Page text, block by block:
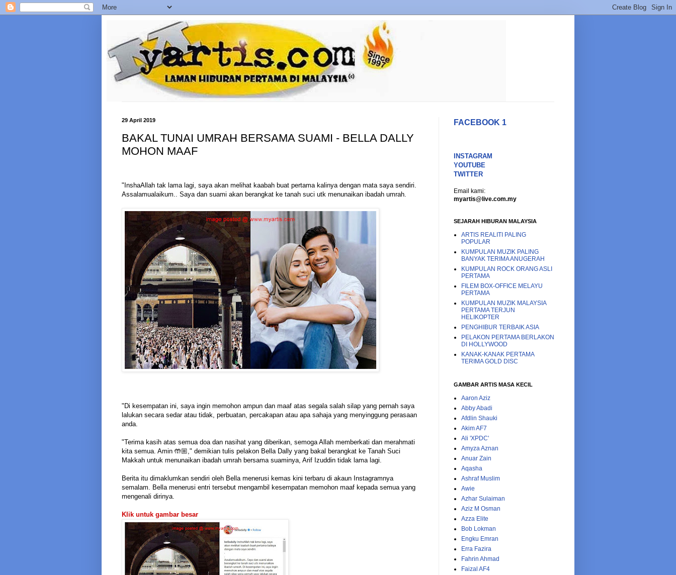
29 April 2019
BAKAL TUNAI UMRAH BERSAMA SUAMI - BELLA DALLY
MOHON MAAF
"InshaAllah tak lama lagi, saya akan melihat kaabah buat pertama kalinya dengan mata saya sendiri.
Assalamualaikum.. Saya dan suami akan berangkat ke tanah suci utk menunaikan ibadah umrah.
"Di kesempatan ini, saya ingin memohon ampun dan maaf atas segala salah silap yang pernah saya
lalukan secara sedar atau tidak, perbuatan, percakapan atau apa sahaja yang menyinggung perasaan
anda.
"Terima kasih atas semua doa dan nasihat yang diberikan, semoga Allah memberkati dan merahmati
kita semua. Amin 🤲🏼," demikian tulis pelakon Bella Dally yang bakal berangkat ke Tanah Suci
Makkah untuk menunaikan ibadah umrah bersama suaminya, Arif Izuddin tidak lama lagi.
Berita itu dimaklumkan sendiri oleh Bella menerusi kemas kini terbaru di akaun Instagramnya
semalam. Bella menerusi entri tersebut mengambil kesempatan memohon maaf kepada semua yang
mengenali dirinya.
Klik untuk gambar besar
FACEBOOK 1
INSTAGRAM
YOUTUBE
TWITTER
Email kami:
myartis@live.com.my
SEJARAH HIBURAN MALAYSIA
ARTIS REALITI PALING
POPULAR
KUMPULAN MUZIK PALING
BANYAK TERIMA ANUGERAH
KUMPULAN ROCK ORANG ASLI
PERTAMA
FILEM BOX-OFFICE MELAYU
PERTAMA
KUMPULAN MUZIK MALAYSIA
PERTAMA TERJUN
HELIKOPTER
PENGHIBUR TERBAIK ASIA
PELAKON PERTAMA BERLAKON
DI HOLLYWOOD
KANAK-KANAK PERTAMA
TERIMA GOLD DISC
GAMBAR ARTIS MASA KECIL
Aaron Aziz
Abby Abadi
Afdlin Shauki
Akim AF7
Ali 'XPDC'
Amyza Aznan
Anuar Zain
Aqasha
Ashraf Muslim
Awie
Azhar Sulaiman
Aziz M Osman
Azza Elite
Bob Lokman
Engku Emran
Erra Fazira
Fahrin Ahmad
Faizal AF4